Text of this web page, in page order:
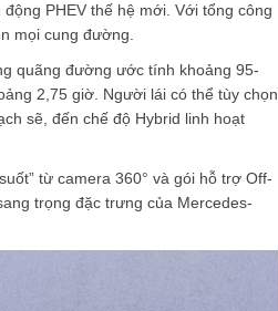
PHEV thế hệ mới. Với tổng công
mọi cung đường.
quãng đường ước tính khoảng 95-
2,75 giờ. Người lái có thể tùy chọn
sẽ, đến chế độ Hybrid linh hoạt
từ camera 360° và gói hỗ trợ Off-
trọng đặc trưng của Mercedes-